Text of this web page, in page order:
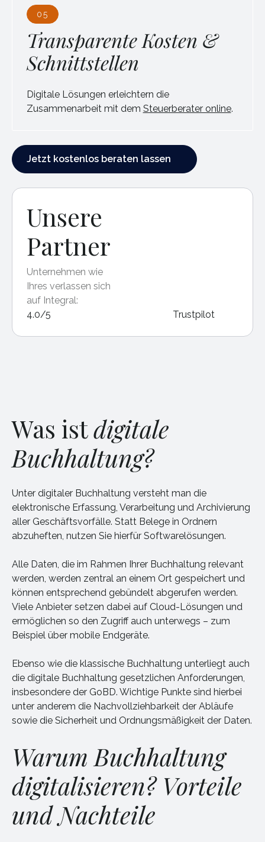
05
Transparente Kosten &
Schnittstellen
Digitale Lösungen erleichtern die
Zusammenarbeit mit dem Steuerberater online.
Jetzt kostenlos beraten lassen
Jetzt kostenlos beraten lassen
Unsere
Partner
Unternehmen wie
Ihres verlassen sich
auf Integral:
4.0/5
Trustpilot
Was istdigitale
Buchhaltung?
Unter digitaler Buchhaltung versteht man die
elektronische Erfassung, Verarbeitung und Archivierung
aller Geschäftsvorfälle. Statt Belege in Ordnern
abzuheften, nutzen Sie hierfür Softwarelösungen.
Alle Daten, die im Rahmen Ihrer Buchhaltung relevant
werden, werden zentral an einem Ort gespeichert und
können entsprechend gebündelt abgerufen werden.
Viele Anbieter setzen dabei auf Cloud-Lösungen und
ermöglichen so den Zugriff auch unterwegs – zum
Beispiel über mobile Endgeräte.
Ebenso wie die klassische Buchhaltung unterliegt auch
die digitale Buchhaltung gesetzlichen Anforderungen,
insbesondere der GoBD. Wichtige Punkte sind hierbei
unter anderem die Nachvollziehbarkeit der Abläufe
sowie die Sicherheit und Ordnungsmäßigkeit der Daten.
Warum Buchhaltung
digitalisieren? Vorteile
und Nachteile